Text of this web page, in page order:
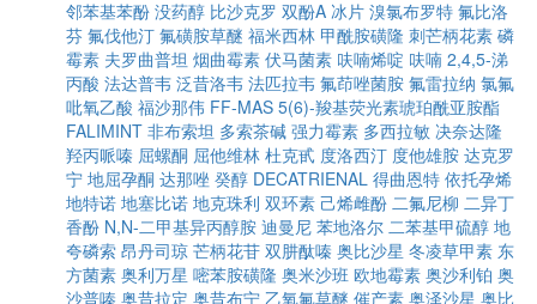
邻苯基苯酚 没药醇 比沙克罗 双酚A 冰片 溴氯布罗特 氟比洛
芬 氟伐他汀 氟磺胺草醚 福米西林 甲酰胺磺隆 刺芒柄花素 磷
霉素 夫罗曲普坦 烟曲霉素 伏马菌素 呋喃烯啶 呋喃 2,4,5-涕
丙酸 法达普韦 泛昔洛韦 法匹拉韦 氟茚唑菌胺 氟雷拉纳 氯氟
吡氧乙酸 福沙那伟 FF-MAS 5(6)-羧基荧光素琥珀酰亚胺酯
FALIMINT 非布索坦 多索茶碱 强力霉素 多西拉敏 决奈达隆
羟丙哌嗪 屈螺酮 屈他维林 杜克甙 度洛西汀 度他雄胺 达克罗
宁 地屈孕酮 达那唑 癸醇 DECATRIENAL 得曲恩特 依托孕烯
地特诺 地塞比诺 地克珠利 双环素 己烯雌酚 二氟尼柳 二异丁
香酚 N,N-二甲基异丙醇胺 迪曼尼 苯地洛尔 二苯基甲硫醇 地
夸磷索 昂丹司琼 芒柄花苷 双肼酞嗪 奥比沙星 冬凌草甲素 东
方菌素 奥利万星 嘧苯胺磺隆 奥米沙班 欧地霉素 奥沙利铂 奥
沙普嗪 奥昔拉定 奥昔布宁 乙氧氟草醚 催产素 奥泽沙星 奥比